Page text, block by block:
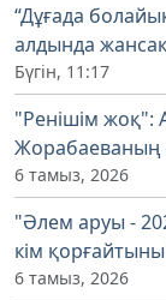
“Дұғада
алдында
Бүгін, 11:17
"Ренішім жоқ":
Жорабаеваның
6 тамыз, 2026
"Әлем аруы -
кім қорғайтыны
6 тамыз, 2026